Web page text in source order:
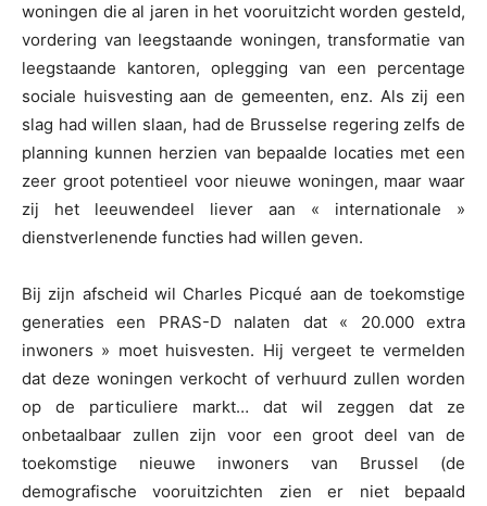
woningen die al jaren in het vooruitzicht worden gesteld,
vordering van leegstaande woningen, transformatie van
leegstaande kantoren, oplegging van een percentage
sociale huisvesting aan de gemeenten, enz. Als zij een
slag had willen slaan, had de Brusselse regering zelfs de
planning kunnen herzien van bepaalde locaties met een
zeer groot potentieel voor nieuwe woningen, maar waar
zij het leeuwendeel liever aan « internationale »
dienstverlenende functies had willen geven.
Bij zijn afscheid wil Charles Picqué aan de toekomstige
generaties een PRAS-D nalaten dat « 20.000 extra
inwoners » moet huisvesten. Hij vergeet te vermelden
dat deze woningen verkocht of verhuurd zullen worden
op de particuliere markt… dat wil zeggen dat ze
onbetaalbaar zullen zijn voor een groot deel van de
toekomstige nieuwe inwoners van Brussel (de
demografische vooruitzichten zien er niet bepaald